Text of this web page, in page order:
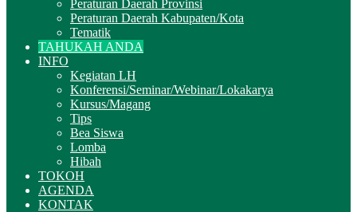
Peraturan Daerah Provinsi
Peraturan Daerah Kabupaten/Kota
Tematik
TAHUKAH ANDA
INFO
Kegiatan LH
Konferensi/Seminar/Webinar/Lokakarya
Kursus/Magang
Tips
Bea Siswa
Lomba
Hibah
TOKOH
AGENDA
KONTAK